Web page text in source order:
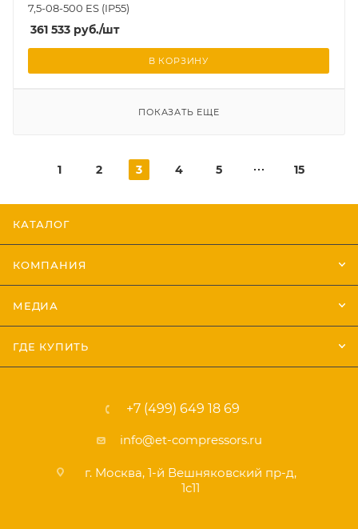
7,5-08-500 ES (IP55)
361 533 руб./шт
В КОРЗИНУ
ПОКАЗАТЬ ЕЩЕ
1 2 3 4 5 15
КАТАЛОГ
КОМПАНИЯ
МЕДИА
ГДЕ КУПИТЬ
+7 (499) 649 18 69
info@et-compressors.ru
г. Москва, 1-й Вешняковский пр-д,
1с11